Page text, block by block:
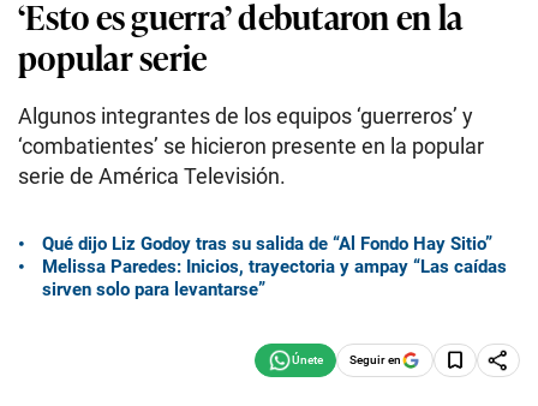
‘Esto es guerra’ debutaron en la
popular serie
Algunos integrantes de los equipos ‘guerreros’ y
‘combatientes’ se hicieron presente en la popular
serie de América Televisión.
Qué dijo Liz Godoy tras su salida de “Al Fondo Hay Sitio”
Melissa Paredes: Inicios, trayectoria y ampay “Las caídas
sirven solo para levantarse”
Seguir en